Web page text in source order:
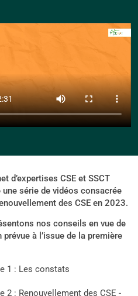
d’expertises CSE et SSCT
une série de vidéos consacrée
des CSE en 2023.
nos conseils en vue de
prévue à l’issue de la première
1 : Les constats
2 : Renouvellement des CSE -